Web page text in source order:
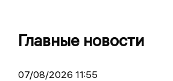
Главные новости
07/08/2026 11:55